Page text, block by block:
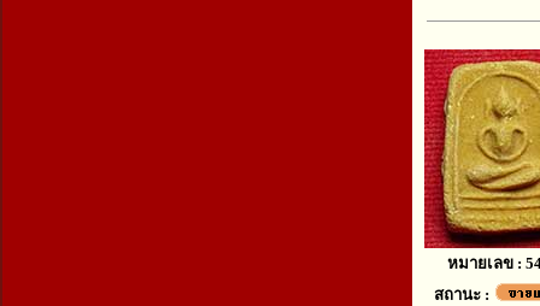
หมายเลข :
สถานะ :